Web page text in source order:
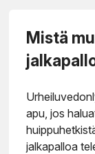
Mistä
apu, jos
jalkapalloa